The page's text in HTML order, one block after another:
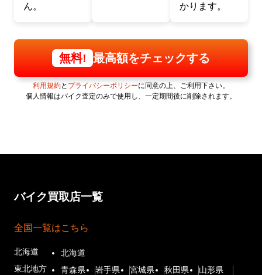
ん。
かります。
無料! 最高額をチェックする
利用規約と プライバシーポリシーに同意の上、ご利用下さい。
個人情報はバイク査定のみで使用し、一定期間後に削除されます。
バイク買取店一覧
全国一覧はこちら
北海道
北海道
東北地方
青森県 岩手県 宮城県 秋田県
山形県